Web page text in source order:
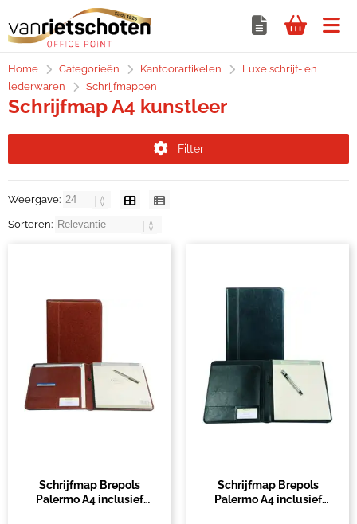
Home Categorieën Kantoorartikelen
Luxe schrijf- en
lederwaren
Schrijfmappen
Schrijfmap A4 kunstleer
Filter
Weergave:
Sorteren:
Schrijfmap Brepols
Palermo A4 inclusief
Schrijfmap Brepols
Palermo A4 inclusief